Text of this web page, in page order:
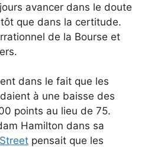
avancer dans le doute
que dans la certitude.
de la Bourse et
dans le fait que les
à une baisse des
points au lieu de 75.
Hamilton dans sa
pensait que les